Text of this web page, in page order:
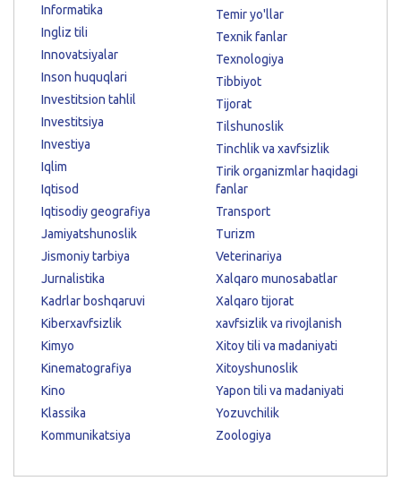
Informatika
Ingliz tili
Innovatsiyalar
Inson huquqlari
Investitsion tahlil
Investitsiya
Investiya
Iqlim
Iqtisod
Iqtisodiy geografiya
Jamiyatshunoslik
Jismoniy tarbiya
Jurnalistika
Kadrlar boshqaruvi
Kiberxavfsizlik
Kimyo
Kinematografiya
Kino
Klassika
Kommunikatsiya
Temir yo'llar
Texnik fanlar
Texnologiya
Tibbiyot
Tijorat
Tilshunoslik
Tinchlik va xavfsizlik
Tirik organizmlar haqidagi
fanlar
Transport
Turizm
Veterinariya
Xalqaro munosabatlar
Xalqaro tijorat
xavfsizlik va rivojlanish
Xitoy tili va madaniyati
Xitoyshunoslik
Yapon tili va madaniyati
Yozuvchilik
Zoologiya